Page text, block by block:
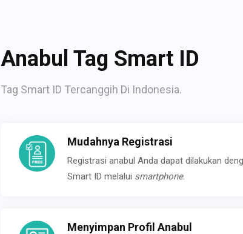
Anabul Tag Smart ID
Tag Smart ID Tercanggih Di Indonesia.
Mudahnya Registrasi
Registrasi anabul Anda dapat dilakukan
Smart ID melalui smartphone.
Menyimpan Profil Anabul